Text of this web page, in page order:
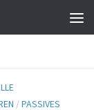
/PASSIVES